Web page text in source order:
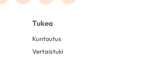
Tukea
Kuntoutus
Vertaistuki